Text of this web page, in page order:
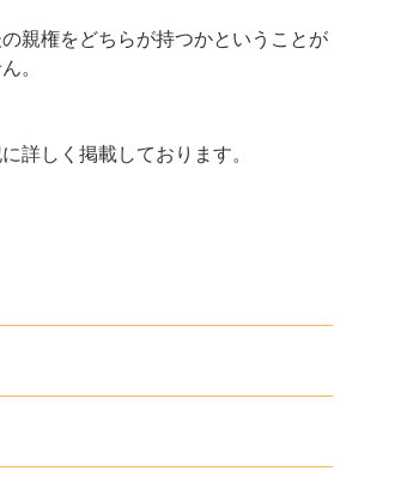
親権をどちらが持つかということが
。
詳しく掲載しております。